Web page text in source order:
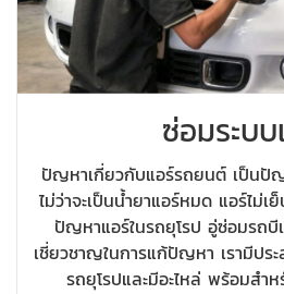
ซ่อมระบ
ปัญหาเกี่ยวกับแอร์รถยนต์ เป็นปั
ไม่ว่าจะเป็นน้ำยาแอร์หมด แอร์ไม่
ปัญหาแอร์ในรถยุโรป อู่ซ่อมรถ
เชี่ยวชาญในการแก้ปัญหา เรามีปร
รถยุโรปและมีอะไหล่ พร้อมสำ